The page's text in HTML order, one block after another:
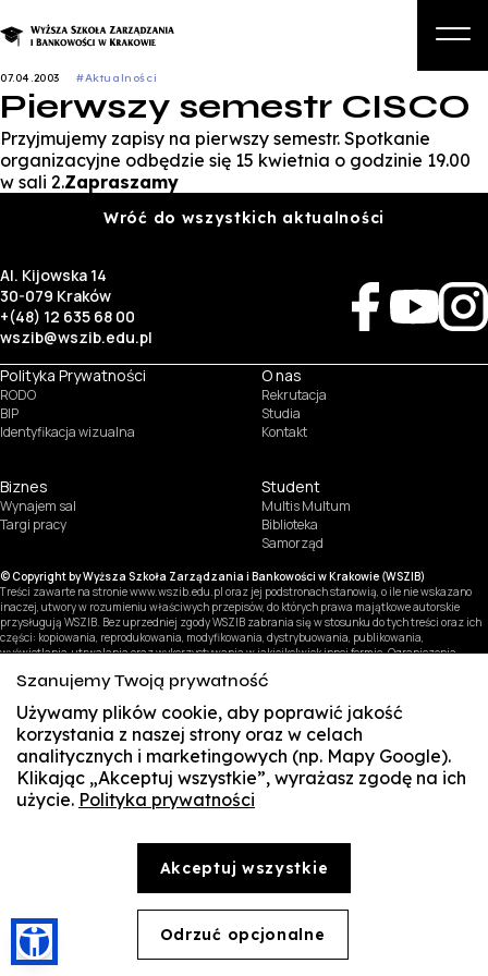
O nas
Studia
Studia podyplomowe i kursy
Student
Biznes
Zapisz się na studia
07.04.2003 #Aktualności
Pierwszy semestr CISCO
Przyjmujemy zapisy na pierwszy semestr. Spotkanie
organizacyjne odbędzie się 15 kwietnia o godzinie 19.00
w sali 2.Zapraszamy
Wróć do wszystkich aktualności
Al. Kijowska 14
30-079 Kraków
+(48) 12 635 68 00
wszib@wszib.edu.pl
Polityka Prywatności
RODO
BIP
Identyfikacja wizualna
O nas
Rekrutacja
Studia
Kontakt
Biznes
Wynajem sal
Targi pracy
Student
Multis Multum
Biblioteka
Samorząd
© Copyright by Wyższa Szkoła Zarządzania i Bankowości w Krakowie (WSZIB)
Treści zawarte na stronie www.wszib.edu.pl oraz jej podstronach stanowią, o ile nie wskazano
inaczej, utwory w rozumieniu właściwych przepisów, do których prawa majątkowe autorskie
przysługują WSZIB. Bez uprzedniej zgody WSZIB zabrania się w stosunku do tych treści oraz ich
części: kopiowania, reprodukowania, modyfikowania, dystrybuowania, publikowania,
wyświetlania, utrwalania oraz wykorzystywania w jakiejkolwiek innej formie. Ograniczenia
Szanujemy Twoją prywatność
Używamy plików cookie, aby poprawić jakość
korzystania z naszej strony oraz w celach
analitycznych i marketingowych (np. Mapy Google).
Klikając „Akceptuj wszystkie”, wyrażasz zgodę na ich
użycie. Polityka prywatności
Akceptuj wszystkie
Odrzuć opcjonalne